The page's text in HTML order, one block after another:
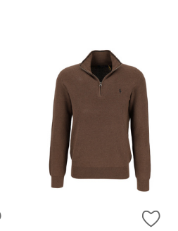
ZUR WUNSCHLISTE HINZUFÜGEN